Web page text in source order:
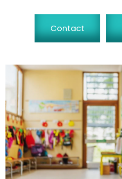
Contact